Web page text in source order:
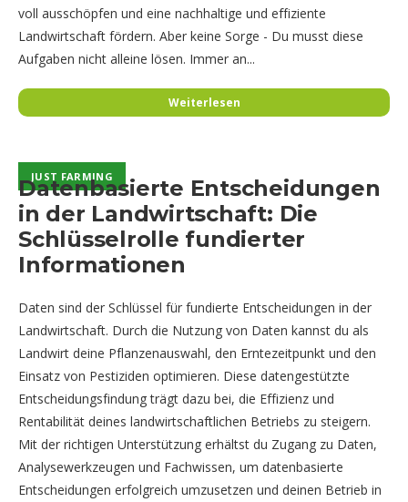
voll ausschöpfen und eine nachhaltige und effiziente
Landwirtschaft fördern. Aber keine Sorge - Du musst diese
Aufgaben nicht alleine lösen. Immer an...
Weiterlesen
JUST FARMING
JUST FARMING
Datenbasierte Entscheidungen
in der Landwirtschaft: Die
Schlüsselrolle fundierter
Informationen
Daten sind der Schlüssel für fundierte Entscheidungen in der
Landwirtschaft. Durch die Nutzung von Daten kannst du als
Landwirt deine Pflanzenauswahl, den Erntezeitpunkt und den
Einsatz von Pestiziden optimieren. Diese datengestützte
Entscheidungsfindung trägt dazu bei, die Effizienz und
Rentabilität deines landwirtschaftlichen Betriebs zu steigern.
Mit der richtigen Unterstützung erhältst du Zugang zu Daten,
Analysewerkzeugen und Fachwissen, um datenbasierte
Entscheidungen erfolgreich umzusetzen und deinen Betrieb in